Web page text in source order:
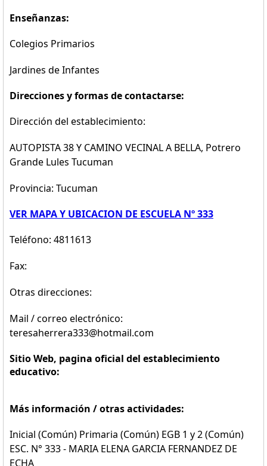
Enseñanzas:
Colegios Primarios
Jardines de Infantes
Direcciones y formas de contactarse:
Dirección del establecimiento:
AUTOPISTA 38 Y CAMINO VECINAL A BELLA, Potrero
Grande Lules Tucuman
Provincia: Tucuman
VER MAPA Y UBICACION DE ESCUELA Nº 333
Teléfono: 4811613
Fax:
Otras direcciones:
Mail / correo electrónico:
teresaherrera333@hotmail.com
Sitio Web, pagina oficial del establecimiento
educativo:
Más información / otras actividades:
Inicial (Común) Primaria (Común) EGB 1 y 2 (Común)
ESC. N° 333 - MARIA ELENA GARCIA FERNANDEZ DE
ECHA